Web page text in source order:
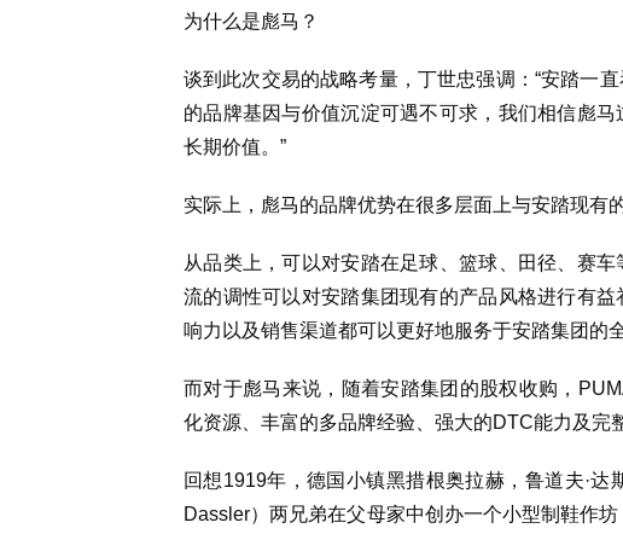
为什么是彪马？
谈到此次交易的战略考量，丁世忠强调：“安踏一
的品牌基因与价值沉淀可遇不可求，我们相信彪
长期价值。”
实际上，彪马的品牌优势在很多层面上与安踏现有
从品类上，可以对安踏在足球、篮球、田径、赛
流的调性可以对安踏集团现有的产品风格进行有
响力以及销售渠道都可以更好地服务于安踏集团的
而对于彪马来说，随着安踏集团的股权收购，
化资源、丰富的多品牌经验、强大的DTC能力及完
回想1919年，德国小镇黑措根奥拉赫，鲁道夫·
Dassler）两兄弟在父母家中创办一个小型制鞋作